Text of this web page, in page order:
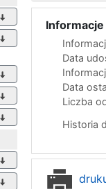
Data
Data
Liczba
Historia